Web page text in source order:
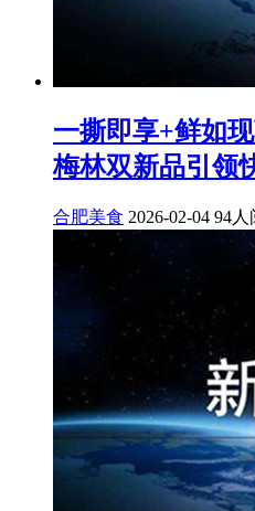
一撕即享+鲜如
梅林双新品引领
合肥美食 2026-02-04 94人